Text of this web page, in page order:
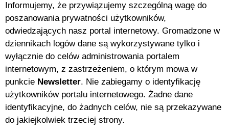
Informujemy, że przywiązujemy szczególną wagę do
poszanowania prywatności użytkowników,
odwiedzających nasz portal internetowy. Gromadzone w
dziennikach logów dane są wykorzystywane tylko i
wyłącznie do celów administrowania portalem
internetowym, z zastrzeżeniem, o którym mowa w
punkcie Newsletter. Nie zabiegamy o identyfikację
użytkowników portalu internetowego. Żadne dane
identyfikacyjne, do żadnych celów, nie są przekazywane
do jakiejkolwiek trzeciej strony.